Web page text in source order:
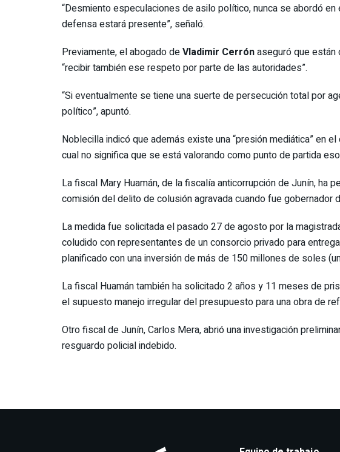
“Desmiento especulaciones de asilo político, nunca se abordó
defensa estará presente”, señaló.
Previamente, el abogado deVladimir Cerrónaseguró que están
“recibir también ese respeto por parte de las autoridades”.
“Si eventualmente se tiene una suerte de persecución total por
político”, apuntó.
Noblecilla indicó que además existe una “presión mediática” en
cual no significa que se está valorando como punto de partida
La fiscal Mary Huamán, de la fiscalía anticorrupción de Junín, ha
comisión del delito de colusión agravada cuando fue gobernador
La medida fue solicitada el pasado 27 de agosto por la
coludido con representantes de un consorcio privado para
planificado con una inversión de más de 150 millones de soles
La fiscal Huamán también ha solicitado 2 años y 11 meses de
el supuesto manejo irregular del presupuesto para una obra de
Otro fiscal de Junín, Carlos Mera, abrió una investigación
resguardo policial indebido.